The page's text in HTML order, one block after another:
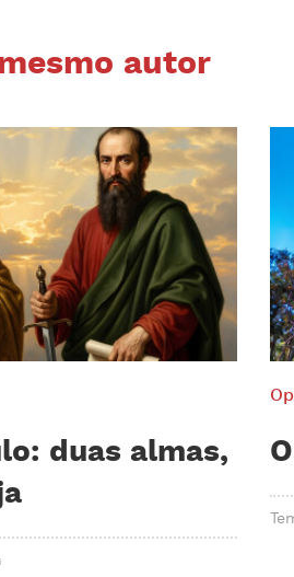
autor
duas almas,